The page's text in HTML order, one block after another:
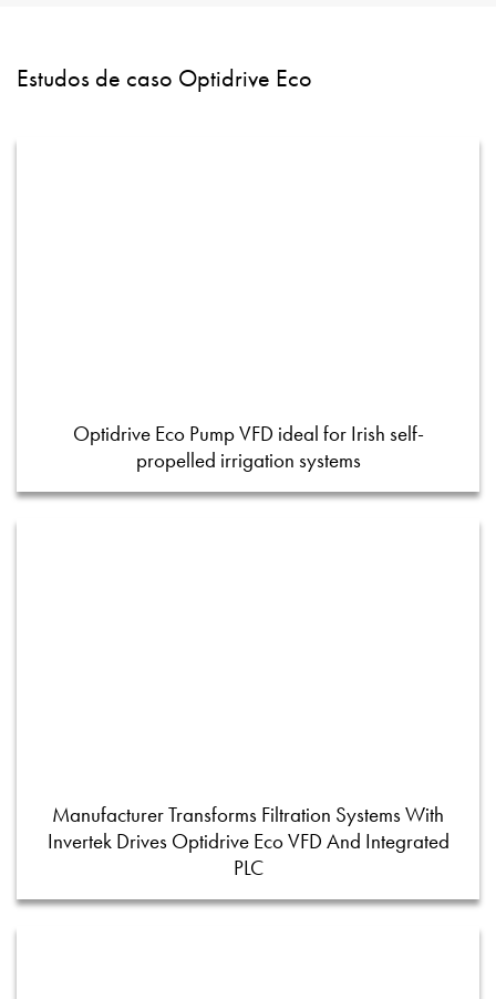
Estudos de caso Optidrive Eco
Optidrive Eco Pump VFD ideal for Irish self-
propelled irrigation systems
Manufacturer Transforms Filtration Systems With
Invertek Drives Optidrive Eco VFD And Integrated
PLC